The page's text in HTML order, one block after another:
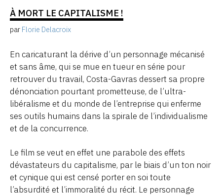
À MORT LE CAPITALISME !
par Florie Delacroix
En caricaturant la dérive d’un personnage mécanisé
et sans âme, qui se mue en tueur en série pour
retrouver du travail, Costa-Gavras dessert sa propre
dénonciation pourtant prometteuse, de l’ultra-
libéralisme et du monde de l’entreprise qui enferme
ses outils humains dans la spirale de l’individualisme
et de la concurrence.
Le film se veut en effet une parabole des effets
dévastateurs du capitalisme, par le biais d’un ton noir
et cynique qui est censé porter en soi toute
l’absurdité et l’immoralité du récit. Le personnage